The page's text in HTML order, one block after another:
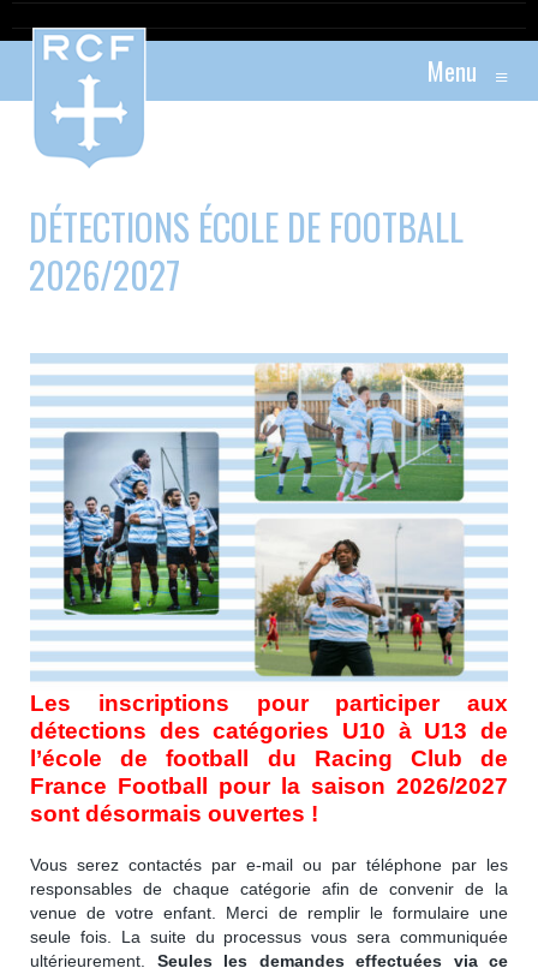
Menu ≡
DÉTECTIONS ÉCOLE DE FOOTBALL
2026/2027
Les inscriptions pour participer aux
détections des catégories U10 à U13 de
l’école de football du Racing Club de
France Football pour la saison 2026/2027
sont désormais ouvertes !
Vous serez contactés par e-mail ou par téléphone par les
responsables de chaque catégorie afin de convenir de la
venue de votre enfant. Merci de remplir le formulaire une
seule fois. La suite du processus vous sera communiquée
ultérieurement. Seules les demandes effectuées via ce